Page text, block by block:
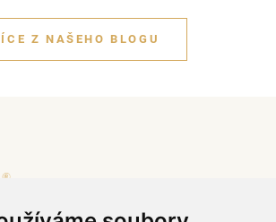
Z NAŠEHO BLOGU